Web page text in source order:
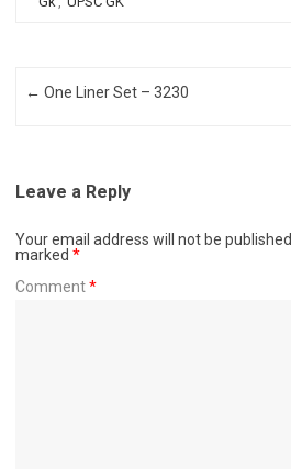
Post navigation
← One Liner Set – 3230
Leave a Reply
Your email address will not be published.
marked *
Comment*